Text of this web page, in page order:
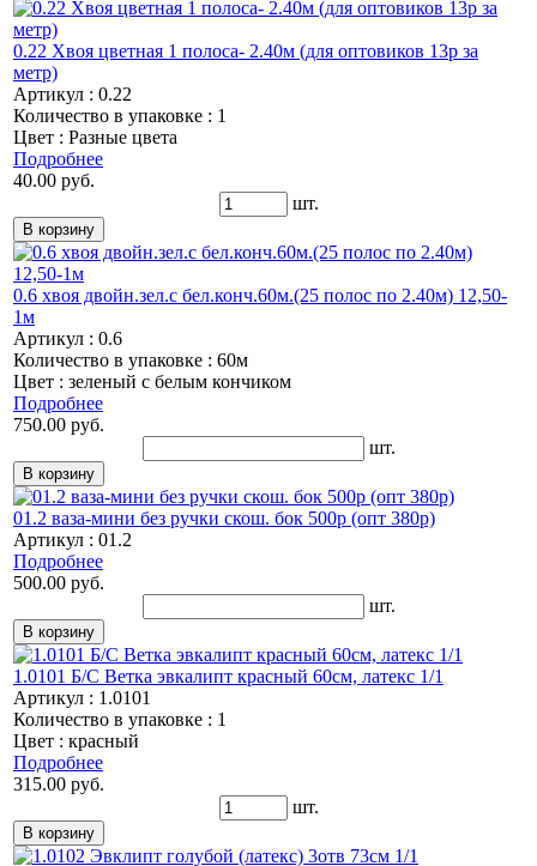
0.22 Хвоя цветная 1 полоса- 2.40м (для оптовиков 13р за
метр)
Артикул : 0.22
Количество в упаковке : 1
Цвет : Разные цвета
Подробнее
40.00 руб.
шт.
0.6 хвоя двойн.зел.с бел.конч.60м.(25 полос по 2.40м) 12,50-
1м
Артикул : 0.6
Количество в упаковке : 60м
Цвет : зеленый с белым кончиком
Подробнее
750.00 руб.
шт.
01.2 ваза-мини без ручки скош. бок 500р (опт 380р)
Артикул : 01.2
Подробнее
500.00 руб.
шт.
1.0101 Б/С Ветка эвкалипт красный 60см, латекс 1/1
Артикул : 1.0101
Количество в упаковке : 1
Цвет : красный
Подробнее
315.00 руб.
шт.